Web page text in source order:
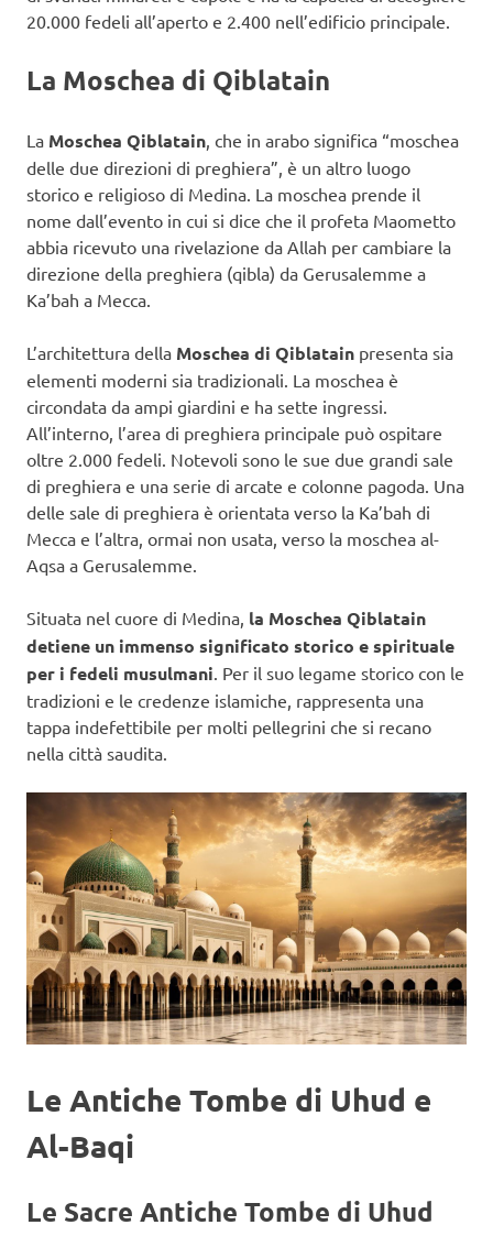
20.000 fedeli all’aperto e 2.400 nell’edificio principale.
La Moschea di Qiblatain
La Moschea Qiblatain, che in arabo significa “moschea
delle due direzioni di preghiera”, è un altro luogo
storico e religioso di Medina. La moschea prende il
nome dall’evento in cui si dice che il profeta Maometto
abbia ricevuto una rivelazione da Allah per cambiare la
direzione della preghiera (qibla) da Gerusalemme a
Ka’bah a Mecca.
L’architettura della Moschea di Qiblatain presenta sia
elementi moderni sia tradizionali. La moschea è
circondata da ampi giardini e ha sette ingressi.
All’interno, l’area di preghiera principale può ospitare
oltre 2.000 fedeli. Notevoli sono le sue due grandi sale
di preghiera e una serie di arcate e colonne pagoda. Una
delle sale di preghiera è orientata verso la Ka’bah di
Mecca e l’altra, ormai non usata, verso la moschea al-
Aqsa a Gerusalemme.
Situata nel cuore di Medina, la Moschea Qiblatain
detiene un immenso significato storico e spirituale
per i fedeli musulmani. Per il suo legame storico con le
tradizioni e le credenze islamiche, rappresenta una
tappa indefettibile per molti pellegrini che si recano
nella città saudita.
Le Antiche Tombe di Uhud e
Al-Baqi
Le Sacre Antiche Tombe di Uhud